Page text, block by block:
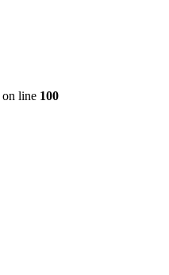
on line 100